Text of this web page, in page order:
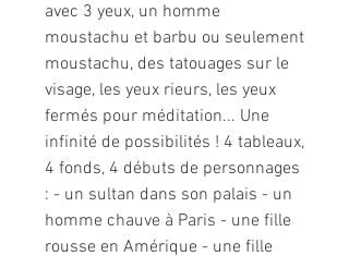
avec 3 yeux, un homme
moustachu et barbu ou seulement
moustachu, des tatouages sur le
visage, les yeux rieurs, les yeux
fermés pour méditation... Une
infinité de possibilités ! 4 tableaux,
4 fonds, 4 débuts de personnages
: - un sultan dans son palais - un
homme chauve à Paris - une fille
rousse en Amérique - une fille